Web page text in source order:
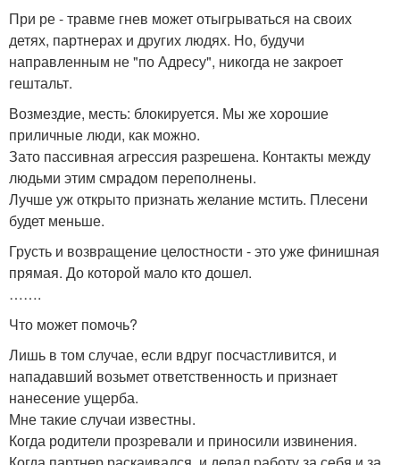
При ре - травме гнев может отыгрываться на своих
детях, партнерах и других людях. Но, будучи
направленным не "по Адресу", никогда не закроет
гештальт.
Возмездие, месть: блокируется. Мы же хорошие
приличные люди, как можно.
Зато пассивная агрессия разрешена. Контакты между
людьми этим смрадом переполнены.
Лучше уж открыто признать желание мстить. Плесени
будет меньше.
Грусть и возвращение целостности - это уже финишная
прямая. До которой мало кто дошел.
…….
Что может помочь?
Лишь в том случае, если вдруг посчастливится, и
нападавший возьмет ответственность и признает
нанесение ущерба.
Мне такие случаи известны.
Когда родители прозревали и приносили извинения.